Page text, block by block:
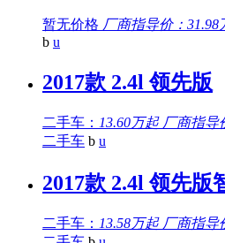
暂无价格 厂商指导价：31.98
b u
2017款 2.4l 领先版
二手车： 13.60万起 厂商指导
二手车 b u
2017款 2.4l 领先版
二手车： 13.58万起 厂商指导